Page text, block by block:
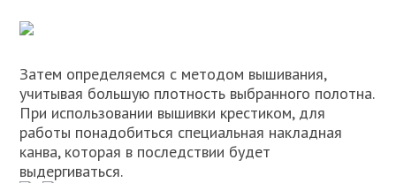
Затем определяемся с методом вышивания,
учитывая большую плотность выбранного полотна.
При использовании вышивки крестиком, для
работы понадобиться специальная накладная
канва, которая в последствии будет
выдергиваться.